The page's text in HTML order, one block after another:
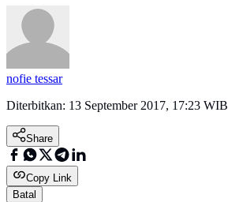
nofie tessar
Diterbitkan: 13 September 2017, 17:23 WIB
Share
Copy Link
Batal